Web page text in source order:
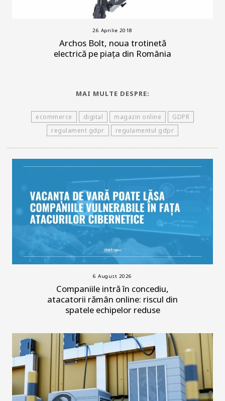
26 Aprilie 2018
Archos Bolt, noua trotinetă
electrică pe piața din România
MAI MULTE DESPRE:
ecommerce digital magazin online
GDPR
regulament gdpr
regulamentul gdpr
6 August 2026
Companiile intră în concediu,
atacatorii rămân online: riscul din
spatele echipelor reduse